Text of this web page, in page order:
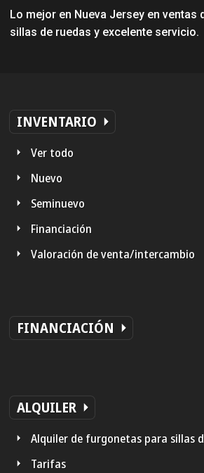
Lo mejor en Nueva Jersey en ventas
sillas de ruedas y excelente servicio.
INVENTARIO
Ver todo
Nuevo
Seminuevo
Financiación
Valoración de venta/intercambio
FINANCIACIÓN
ALQUILER
Alquiler de furgonetas para sillas
Tarifas